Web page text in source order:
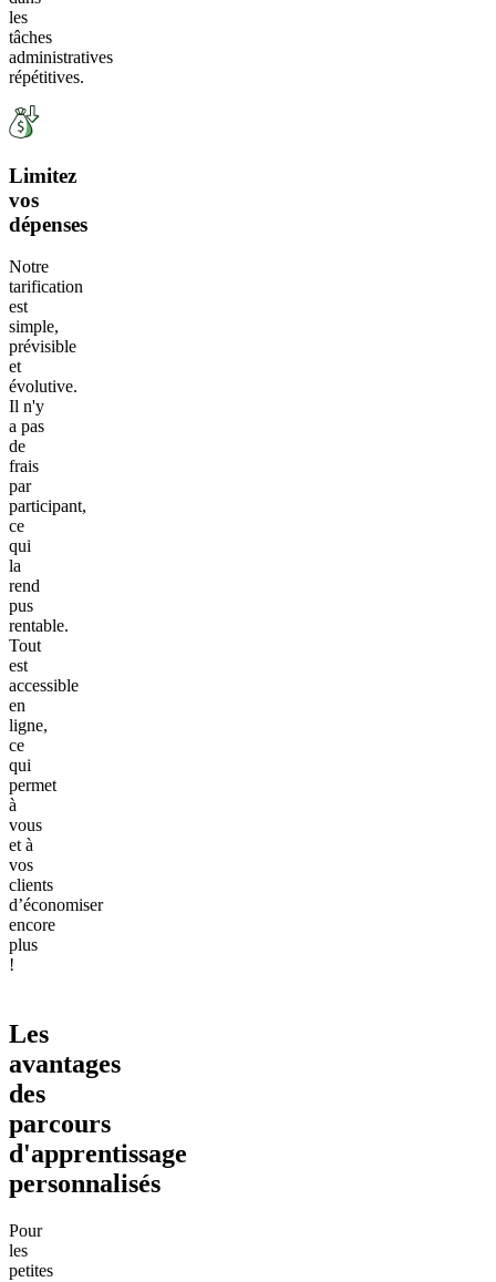
les
tâches
administratives
répétitives.
Limitez
vos
dépenses
Notre
tarification
est
simple,
prévisible
et
évolutive.
Il n'y
a pas
de
frais
par
participant,
ce
qui
la
rend
pus
rentable.
Tout
est
accessible
en
ligne,
ce
qui
permet
à
vous
et à
vos
clients
d’économiser
encore
plus
!
Les
avantages
des
parcours
d'apprentissage
personnalisés
Pour
les
petites